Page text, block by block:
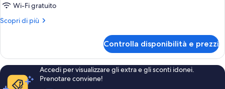
Wi-Fi gratuito
Scopri di più
Altri
Controlla disponibilità e prezzi
Accedi per visualizzare gli extra e gli sconti idonei.
Prenotare conviene!